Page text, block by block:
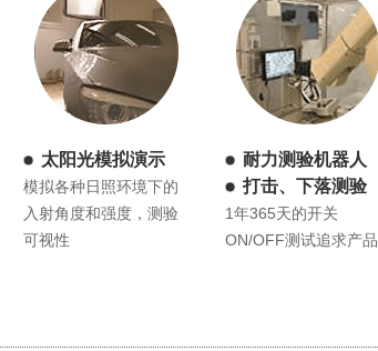
太阳光模拟演示
模拟各种日照环境下的
入射角度和强度，测验
可视性
耐力测验机器人
打击、下落测验
1年365天的开关
ON/OFF测试追求产品